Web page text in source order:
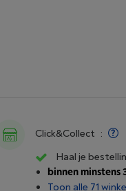
Click&Collect :
Haal je
binnen minstens
Toon alle 71